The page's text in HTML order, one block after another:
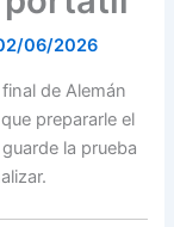
06/2026
de Alemán
prepararle el
la prueba